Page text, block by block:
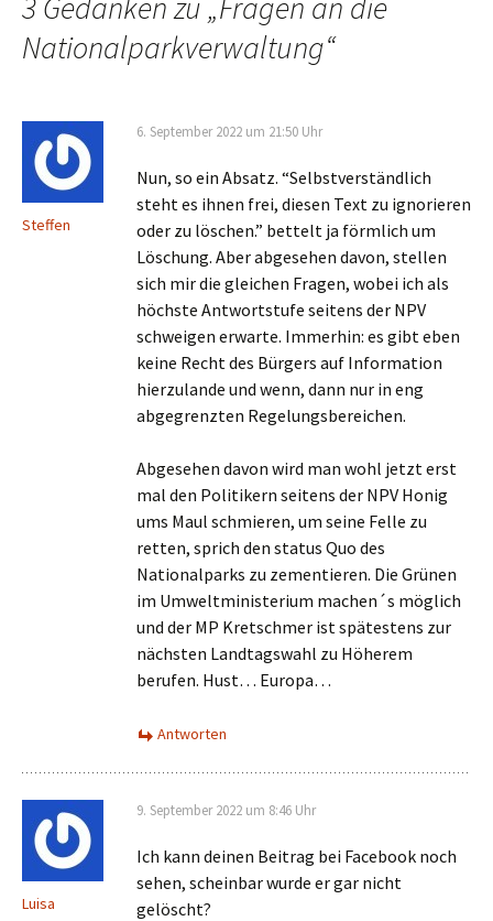
Nationalparkverwaltung“
Steffen
6. September 2022 um 21:50 Uhr
Nun, so ein Absatz. “Selbstverständlich
steht es ihnen frei, diesen Text zu ignorieren
oder zu löschen.” bettelt ja förmlich um
Löschung. Aber abgesehen davon, stellen
sich mir die gleichen Fragen, wobei ich als
höchste Antwortstufe seitens der NPV
schweigen erwarte. Immerhin: es gibt eben
keine Recht des Bürgers auf Information
hierzulande und wenn, dann nur in eng
abgegrenzten Regelungsbereichen.
Abgesehen davon wird man wohl jetzt erst
mal den Politikern seitens der NPV Honig
ums Maul schmieren, um seine Felle zu
retten, sprich den status Quo des
Nationalparks zu zementieren. Die Grünen
im Umweltministerium machen´s möglich
und der MP Kretschmer ist spätestens zur
nächsten Landtagswahl zu Höherem
berufen. Hust… Europa…
Antworten
Luisa
9. September 2022 um 8:46 Uhr
Ich kann deinen Beitrag bei Facebook noch
sehen, scheinbar wurde er gar nicht
gelöscht?